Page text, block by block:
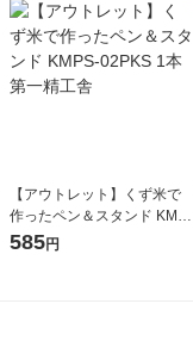
【アウトレット】くず米で
作ったペン＆スタンド KMP
S-02PKS 1本 第一精工舎
585円